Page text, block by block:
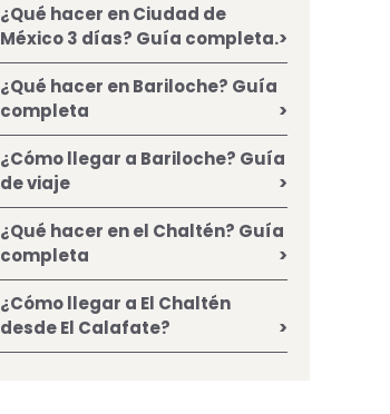
¿Qué hacer en Ciudad de
México 3 días? Guía completa.
¿Qué hacer en Bariloche? Guía
completa
¿Cómo llegar a Bariloche? Guía
de viaje
¿Qué hacer en el Chaltén? Guía
completa
¿Cómo llegar a El Chaltén
desde El Calafate?